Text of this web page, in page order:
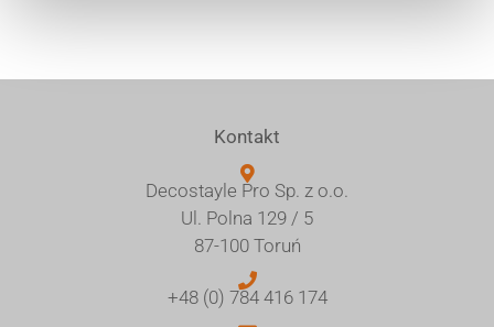
Kontakt
Decostayle Pro Sp. z o.o.
Ul. Polna 129 / 5
87-100 Toruń
+48 (0) 784 416 174